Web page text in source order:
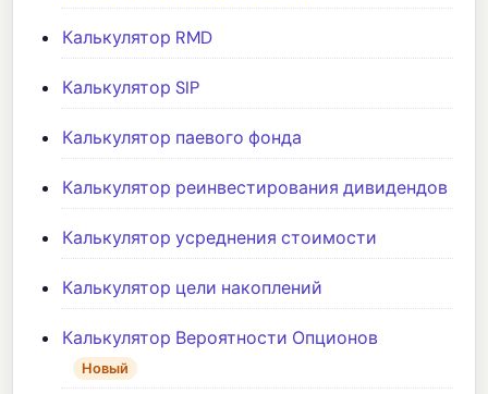
Калькулятор RMD
Калькулятор SIP
Калькулятор паевого фонда
Калькулятор реинвестирования дивидендов
Калькулятор усреднения стоимости
Калькулятор цели накоплений
Калькулятор Вероятности Опционов
Новый